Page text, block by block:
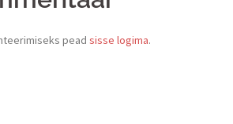
pead sisse logima.